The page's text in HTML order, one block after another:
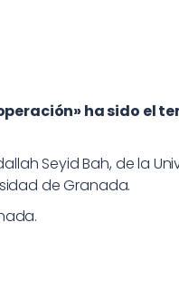
ha sido el
Seyid Bah, de la
de Granada.